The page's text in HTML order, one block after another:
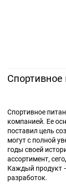
Спортивное
Спортивное
компанией. Ее
поставил цель
могут с полной
годы своей
ассортимент,
Каждый продукт
разработок.